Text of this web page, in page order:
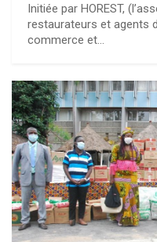
Initiée par HOREST,
restaurateurs et agents
commerce et…